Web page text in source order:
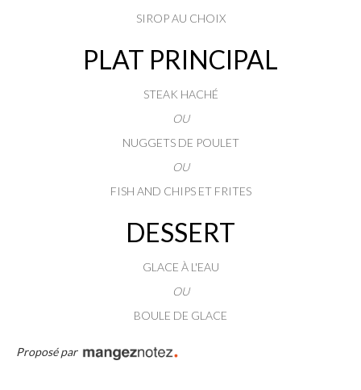
SIROP AU CHOIX
PLAT PRINCIPAL
STEAK HACHÉ
OU
NUGGETS DE POULET
OU
FISH AND CHIPS ET FRITES
DESSERT
GLACE À L'EAU
OU
BOULE DE GLACE
Proposé par